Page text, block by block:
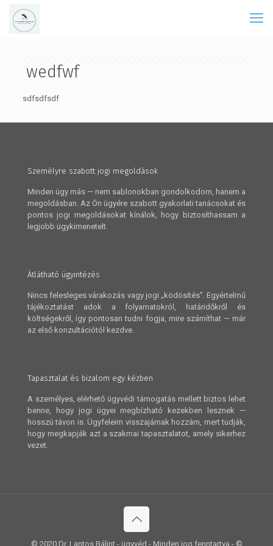
wedfwf
sdfsdfsdf
Személyre szabott jogi megoldások
Minden ügy más — nem sablonokban gondolkodom, hanem a
megoldásban. Az Ön ügyére szabott gyakorlati tanácsokat és
pontos jogi megoldásokat kínálok, hogy biztosíthassam a
legjobb ügykimenetelt.
Átlátható ügyintézés
Nincs felesleges várakozás vagy jogi „ködösítés”. Egyértelmű
tájékoztatást adok a folyamatokról, határidőkről és
költségekről, így pontosan tudni fogja, mire számíthat — már
az első konzultációtól kezdve.
Tapasztalat és bizalom egy kézben
A személyes, elérhető ügyvédi támogatás mellett biztos lehet
benne, hogy jogi ügyei megbízható kezekben lesznek —
hosszú távon is. Ügyfeleim visszajárnak hozzám, mert tudják,
hogy megkapják azt a szakmai tapasztalatot, amely sikerhez
vezet.
© 2020 Dr. Lantos Bálint - ügyvéd - Minden jog fenntartva - ©